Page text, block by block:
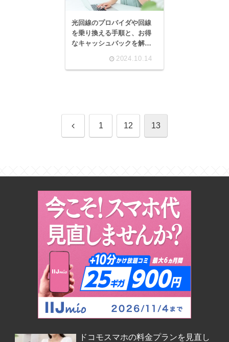
光回線のプロバイダや回線
を乗り換える手順と、お得
なキャッシュバックを解
2024.10.14
前 1 12 13
ドコモスマホの料金プランを見直し